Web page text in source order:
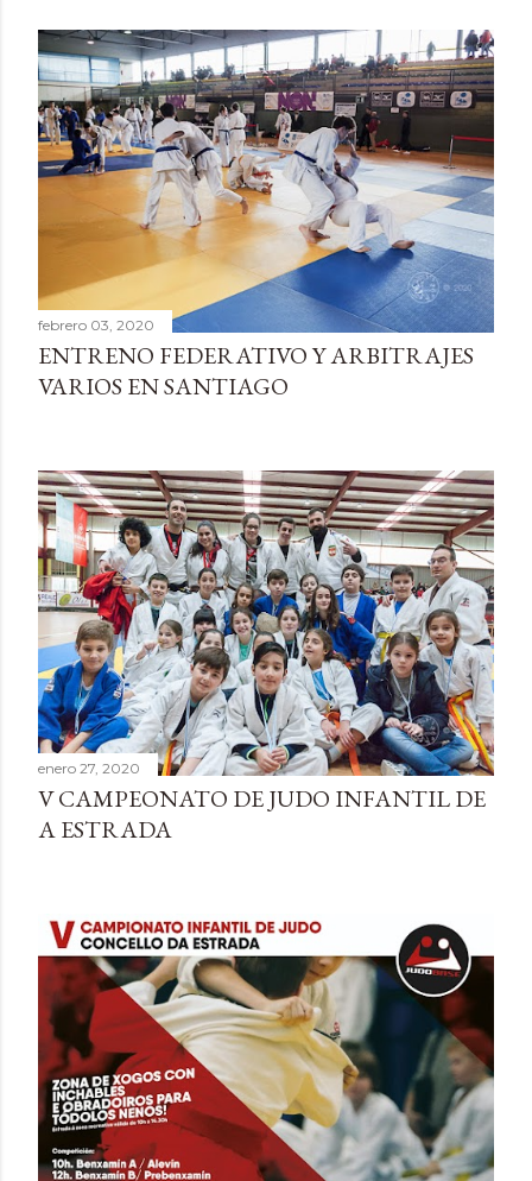
febrero 03, 2020
ENTRENO FEDERATIVO Y ARBITRAJES
VARIOS EN SANTIAGO
enero 27, 2020
V CAMPEONATO DE JUDO INFANTIL DE
A ESTRADA